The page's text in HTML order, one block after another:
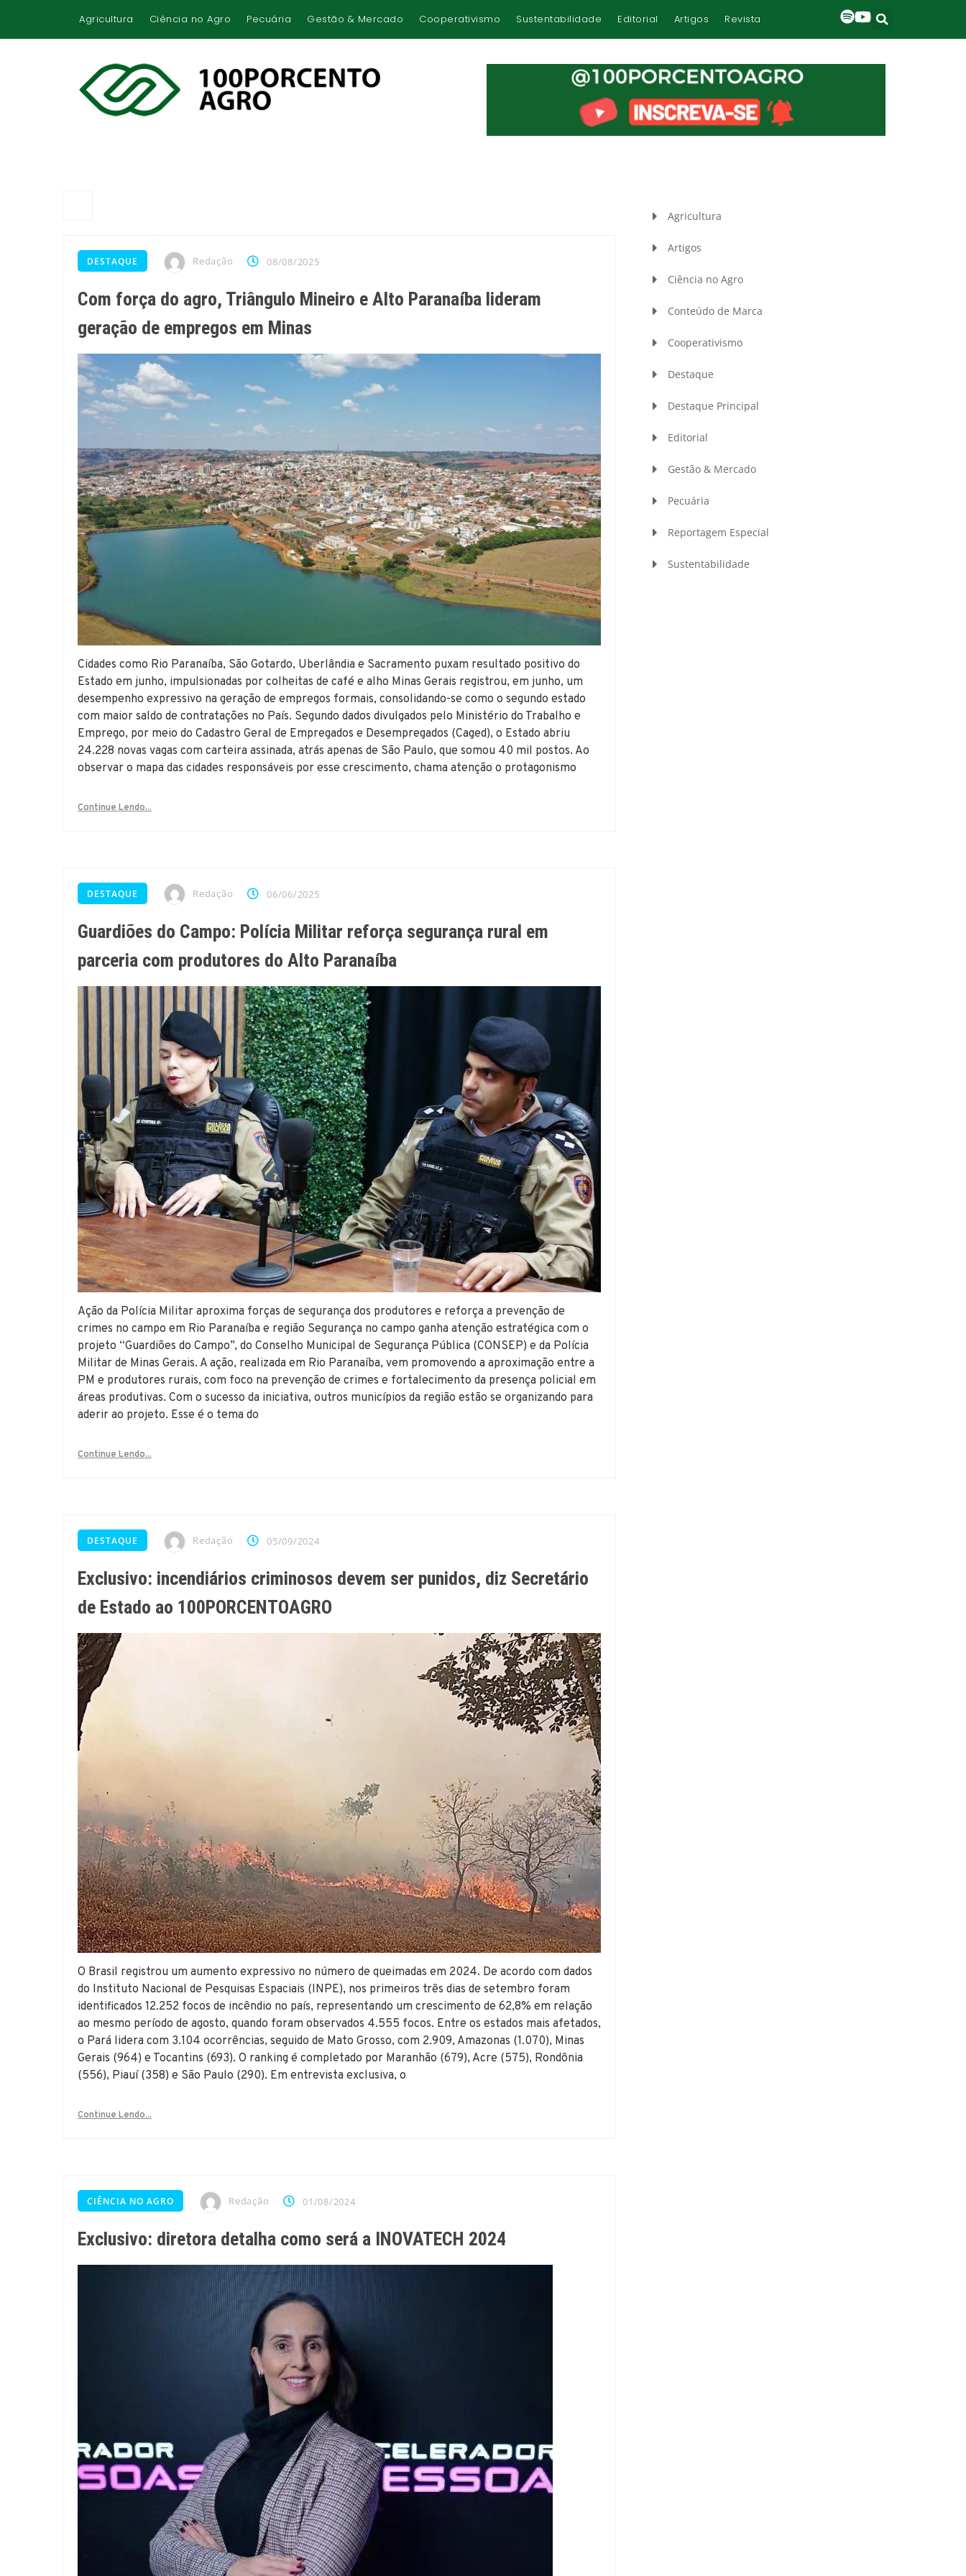
Agricultura Ciência no Agro Pecuária Gestão & Mercado Cooperativismo Sustentabilidade Editorial Artigos Revista
DESTAQUE Redação 08/08/2025
Com força do agro, Triângulo Mineiro e Alto Paranaíba lideram
geração de empregos em Minas
Cidades como Rio Paranaíba, São Gotardo, Uberlândia e Sacramento puxam resultado positivo do
Estado em junho, impulsionadas por colheitas de café e alho Minas Gerais registrou, em junho, um
desempenho expressivo na geração de empregos formais, consolidando-se como o segundo estado
com maior saldo de contratações no País. Segundo dados divulgados pelo Ministério do Trabalho e
Emprego, por meio do Cadastro Geral de Empregados e Desempregados (Caged), o Estado abriu
24.228 novas vagas com carteira assinada, atrás apenas de São Paulo, que somou 40 mil postos. Ao
observar o mapa das cidades responsáveis por esse crescimento, chama atenção o protagonismo
Continue Lendo...
DESTAQUE Redação 06/06/2025
Guardiões do Campo: Polícia Militar reforça segurança rural em
parceria com produtores do Alto Paranaíba
Ação da Polícia Militar aproxima forças de segurança dos produtores e reforça a prevenção de
crimes no campo em Rio Paranaíba e região Segurança no campo ganha atenção estratégica com o
projeto “Guardiões do Campo”, do Conselho Municipal de Segurança Pública (CONSEP) e da Polícia
Militar de Minas Gerais. A ação, realizada em Rio Paranaíba, vem promovendo a aproximação entre a
PM e produtores rurais, com foco na prevenção de crimes e fortalecimento da presença policial em
áreas produtivas. Com o sucesso da iniciativa, outros municípios da região estão se organizando para
aderir ao projeto. Esse é o tema do
Continue Lendo...
DESTAQUE Redação 05/09/2024
Exclusivo: incendiários criminosos devem ser punidos, diz Secretário
de Estado ao 100PORCENTOAGRO
O Brasil registrou um aumento expressivo no número de queimadas em 2024. De acordo com dados
do Instituto Nacional de Pesquisas Espaciais (INPE), nos primeiros três dias de setembro foram
identificados 12.252 focos de incêndio no país, representando um crescimento de 62,8% em relação
ao mesmo período de agosto, quando foram observados 4.555 focos. Entre os estados mais afetados,
o Pará lidera com 3.104 ocorrências, seguido de Mato Grosso, com 2.909, Amazonas (1.070), Minas
Gerais (964) e Tocantins (693). O ranking é completado por Maranhão (679), Acre (575), Rondônia
(556), Piauí (358) e São Paulo (290). Em entrevista exclusiva, o
Continue Lendo...
CIÊNCIA NO AGRO Redação 01/08/2024
Exclusivo: diretora detalha como será a INOVATECH 2024
Agricultura
Artigos
Ciência no Agro
Conteúdo de Marca
Cooperativismo
Destaque
Destaque Principal
Editorial
Gestão & Mercado
Pecuária
Reportagem Especial
Sustentabilidade